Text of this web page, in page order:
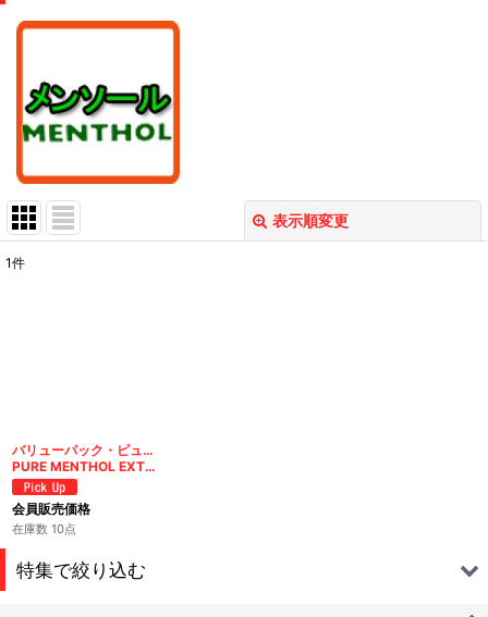
表示順変更
1件
バリューパック・ピュア メンソール エクストリームロングスリムフィルター
PURE MENTHOL EXTRME SLIM FILTER
会員販売価格
在庫数 10点
特集で絞り込む